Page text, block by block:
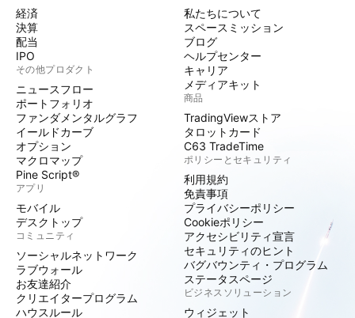
経済
決算
配当
IPO
その他プロダクト
ニュースフロー
ポートフォリオ
ファンダメンタルグラフ
イールドカーブ
オプション
マクロマップ
Pine Script®
アプリ
モバイル
デスクトップ
コミュニティ
ソーシャルネットワーク
ラブウォール
お友達紹介
クリエイタープログラム
ハウスルール
私たちについて
スペースミッション
ブログ
ヘルプセンター
キャリア
メディアキット
商品
TradingViewストア
タロットカード
C63 TradeTime
ポリシーとセキュリティ
利用規約
免責事項
プライバシーポリシー
Cookieポリシー
アクセシビリティ宣言
セキュリティのヒント
バグバウンティ・プログラム
ステータスページ
ビジネスソリューション
ウィジェット